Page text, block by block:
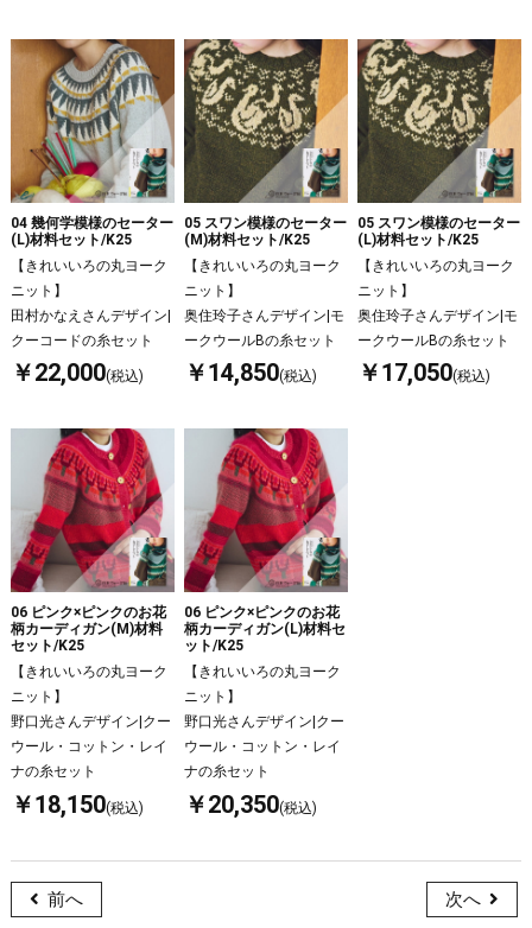
04 幾何学模様のセーター
(L)材料セット/K25
【きれいいろの丸ヨーク
ニット】
田村かなえさんデザイン|
クーコードの糸セット
￥22,000(税込)
05 スワン模様のセーター
(M)材料セット/K25
【きれいいろの丸ヨーク
ニット】
奥住玲子さんデザイン|モ
ークウールBの糸セット
￥14,850(税込)
05 スワン模様のセーター
(L)材料セット/K25
【きれいいろの丸ヨーク
ニット】
奥住玲子さんデザイン|モ
ークウールBの糸セット
￥17,050(税込)
06 ピンク×ピンクのお花
柄カーディガン(M)材料
セット/K25
【きれいいろの丸ヨーク
ニット】
野口光さんデザイン|クー
ウール・コットン・レイ
ナの糸セット
￥18,150(税込)
06 ピンク×ピンクのお花
柄カーディガン(L)材料セ
ット/K25
【きれいいろの丸ヨーク
ニット】
野口光さんデザイン|クー
ウール・コットン・レイ
ナの糸セット
￥20,350(税込)
前へ 次へ